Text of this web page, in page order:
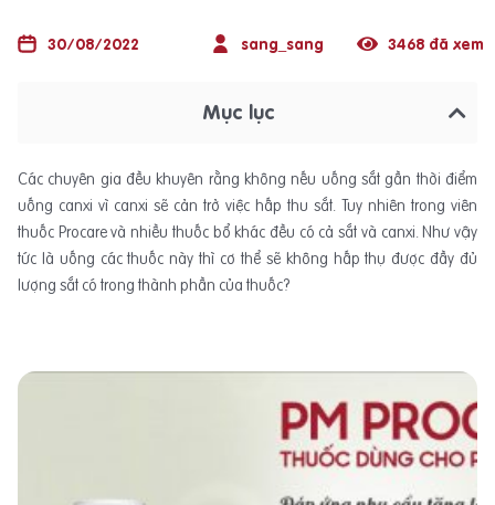
30/08/2022 sang_sang 3468 đã xem
Mục lục
Các chuyên gia đều khuyên rằng không nếu uống sắt gần thời điểm
uống canxi vì canxi sẽ cản trở việc hấp thu sắt. Tuy nhiên trong viên
thuốc Procare và nhiều thuốc bổ khác đều có cả sắt và canxi. Như vậy
tức là uống các thuốc này thì cơ thể sẽ không hấp thụ được đầy đủ
lượng sắt có trong thành phần của thuốc?